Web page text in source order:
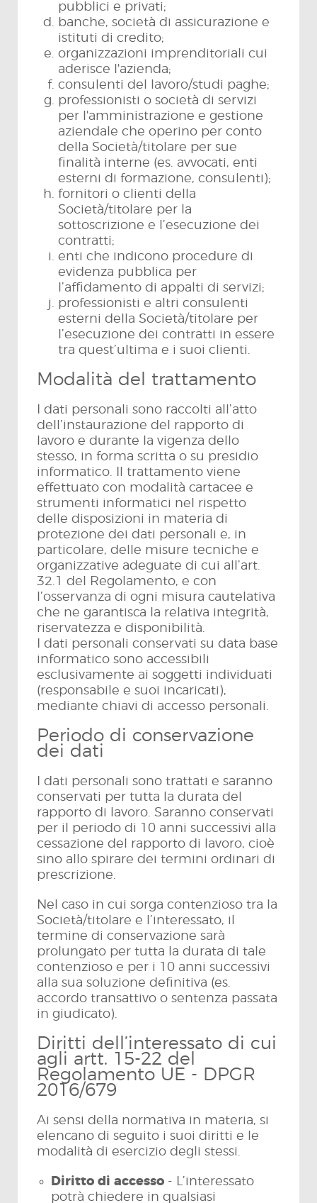
pubblici e privati;
banche, società di assicurazione e
istituti di credito;
organizzazioni imprenditoriali cui
aderisce l'azienda;
consulenti del lavoro/studi paghe;
professionisti o società di servizi
per l'amministrazione e gestione
aziendale che operino per conto
della Società/titolare per sue
finalità interne (es. avvocati, enti
esterni di formazione, consulenti);
fornitori o clienti della
Società/titolare per la
sottoscrizione e l’esecuzione dei
contratti;
enti che indicono procedure di
evidenza pubblica per
l’affidamento di appalti di servizi;
professionisti e altri consulenti
esterni della Società/titolare per
l’esecuzione dei contratti in essere
tra quest’ultima e i suoi clienti.
Modalità del trattamento
I dati personali sono raccolti all’atto
dell’instaurazione del rapporto di
lavoro e durante la vigenza dello
stesso, in forma scritta o su presidio
informatico. Il trattamento viene
effettuato con modalità cartacee e
strumenti informatici nel rispetto
delle disposizioni in materia di
protezione dei dati personali e, in
particolare, delle misure tecniche e
organizzative adeguate di cui all’art.
32.1 del Regolamento, e con
l’osservanza di ogni misura cautelativa
che ne garantisca la relativa integrità,
riservatezza e disponibilità.
I dati personali conservati su data base
informatico sono accessibili
esclusivamente ai soggetti individuati
(responsabile e suoi incaricati),
mediante chiavi di accesso personali.
Periodo di conservazione
dei dati
I dati personali sono trattati e saranno
conservati per tutta la durata del
rapporto di lavoro. Saranno conservati
per il periodo di 10 anni successivi alla
cessazione del rapporto di lavoro, cioè
sino allo spirare dei termini ordinari di
prescrizione.
Nel caso in cui sorga contenzioso tra la
Società/titolare e l’interessato, il
termine di conservazione sarà
prolungato per tutta la durata di tale
contenzioso e per i 10 anni successivi
alla sua soluzione definitiva (es.
accordo transattivo o sentenza passata
in giudicato).
Diritti dell’interessato di cui
agli artt. 15-22 del
Regolamento UE - DPGR
2016/679
Ai sensi della normativa in materia, si
elencano di seguito i suoi diritti e le
modalità di esercizio degli stessi.
Diritto di accesso - L’interessato
potrà chiedere in qualsiasi